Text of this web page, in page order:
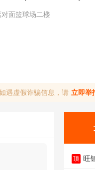
面篮球场二楼
遇虚假诈骗信息，请 立即举
顶 旺